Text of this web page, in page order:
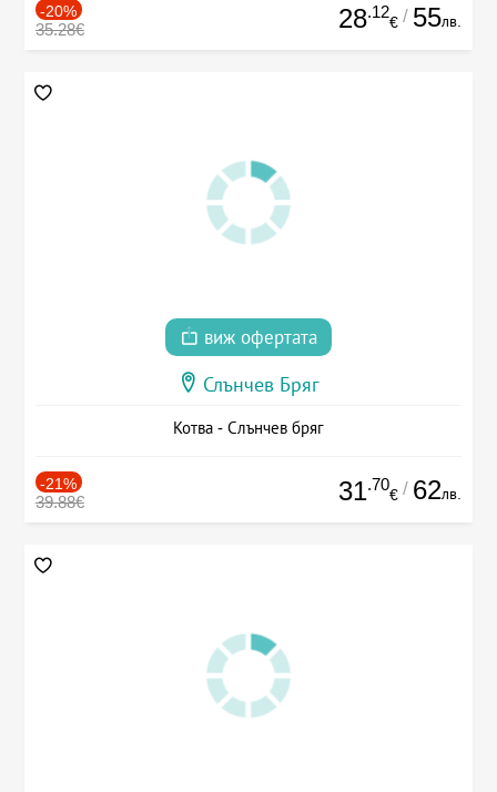
-20%
35.28€ 28.12
€ / 55лв.
виж офертата
Слънчев Бряг
Котва - Слънчев бряг
-21%
39.88€ 31.70
€ / 62лв.